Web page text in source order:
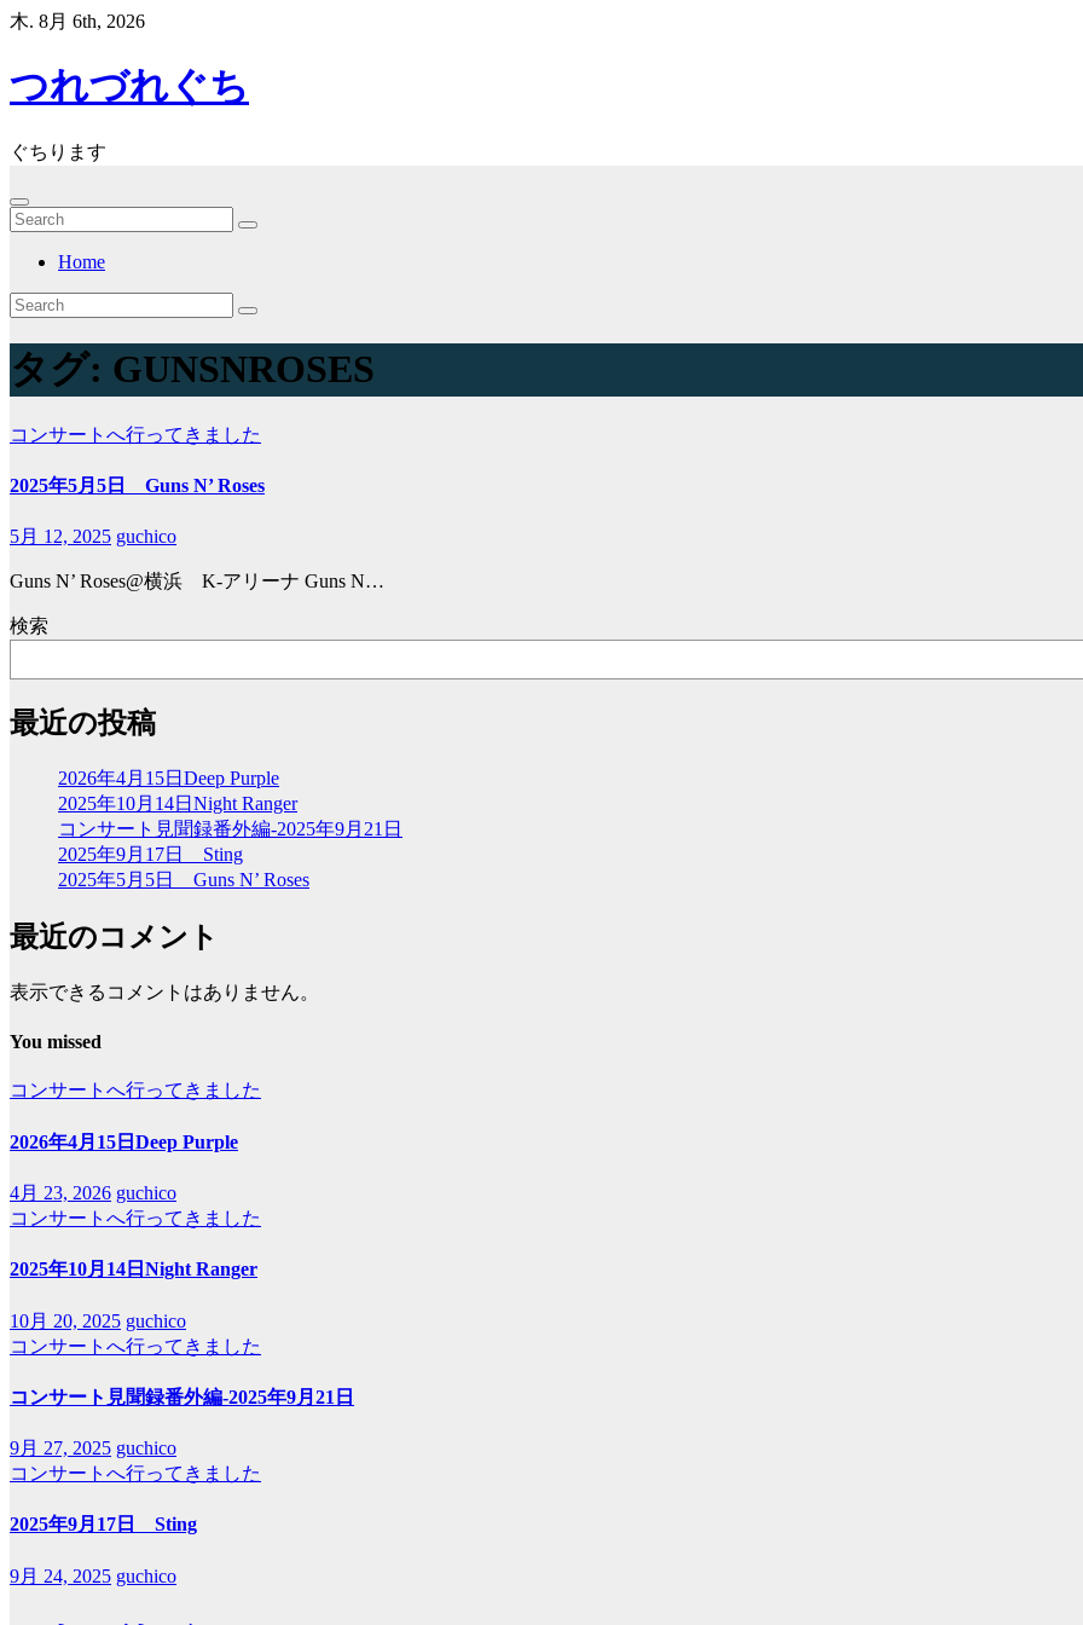
コ
テ
ン
へ
キ
ッ
木. 8月 6th, 2026
つれづれぐち
ぐちります
Home
タグ: GUNSNROSES
コンサートへ行ってきました
2025年5月5日 Guns N’ Roses
5月 12, 2025 guchico
Guns N’ Roses@横浜 K-アリーナ Guns N…
検索
最近の投稿
2026年4月15日Deep Purple
2025年10月14日Night Ranger
コンサート見聞録番外編-2025年9月21日
2025年9月17日 Sting
2025年5月5日 Guns N’ Roses
最近のコメント
表示できるコメントはありません。
You missed
コンサートへ行ってきました
2026年4月15日Deep Purple
4月 23, 2026 guchico
コンサートへ行ってきました
2025年10月14日Night Ranger
10月 20, 2025 guchico
コンサートへ行ってきました
コンサート見聞録番外編-2025年9月21日
9月 27, 2025 guchico
コンサートへ行ってきました
2025年9月17日 Sting
9月 24, 2025 guchico